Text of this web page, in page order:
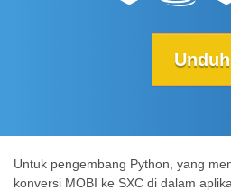
Unduh
Untuk pengembang Python, yang
konversi MOBI ke SXC di dalam